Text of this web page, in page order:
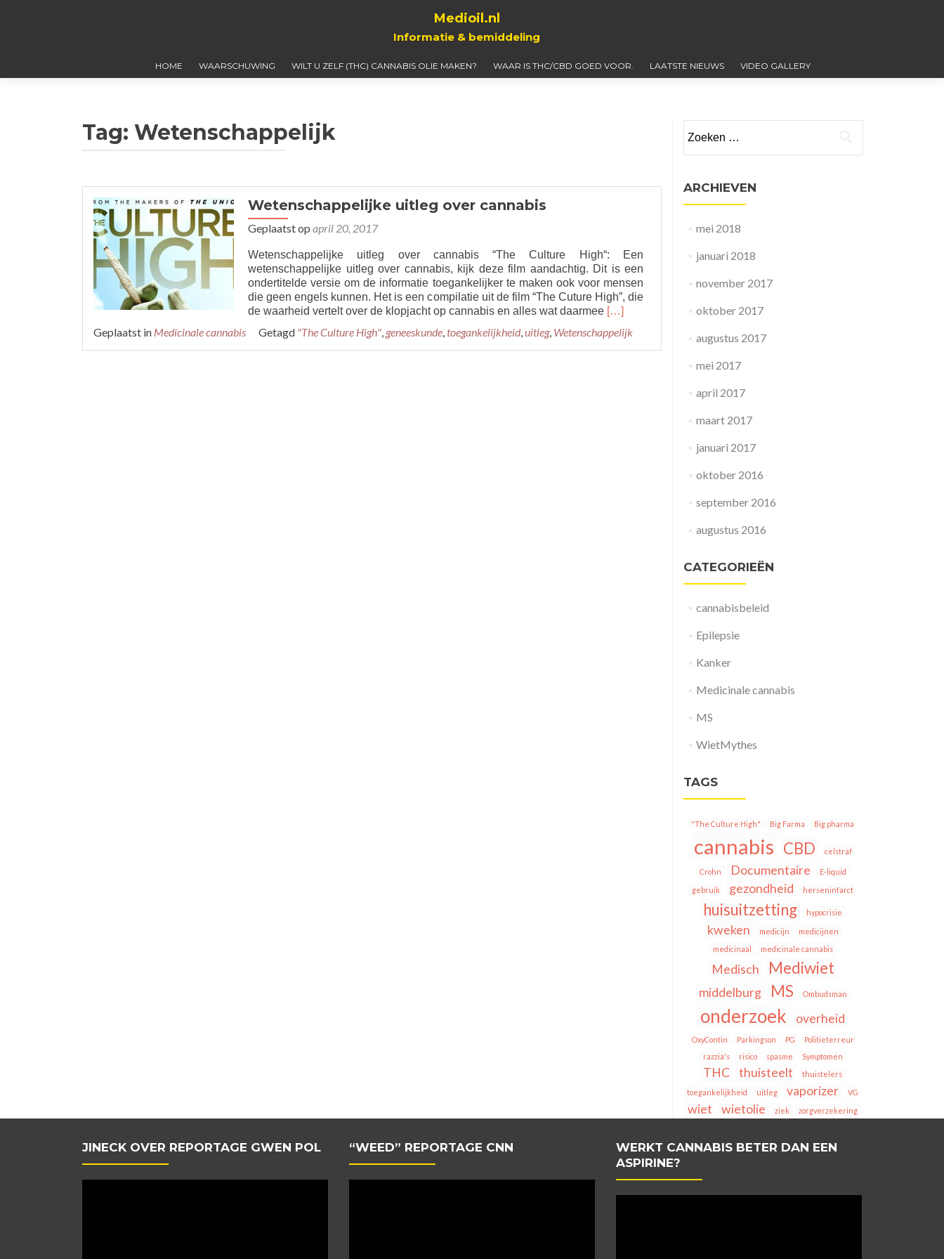
Medioil.nl
Informatie & bemiddeling
HOME WAARSCHUWING WILT U ZELF (THC) CANNABIS OLIE MAKEN? WAAR IS THC/CBD GOED VOOR. LAATSTE NIEUWS VIDEO GALLERY
Tag: Wetenschappelijk
Wetenschappelijke uitleg over cannabis
Geplaatst op april 20, 2017
Wetenschappelijke uitleg over cannabis “The Culture High“: Een
wetenschappelijke uitleg over cannabis, kijk deze film aandachtig. Dit is een
ondertitelde versie om de informatie toegankelijker te maken ook voor mensen
die geen engels kunnen. Het is een compilatie uit de film “The Cuture High”, die
de waarheid vertelt over de klopjacht op cannabis en alles wat daarmee Read
about
Wetenschappelijke
[…]
Geplaatst in Medicinale cannabis Getagd "The Culture High", geneeskunde, toegankelijkheid,uitleg, Wetenschappelijk
naar:
ARCHIEVEN
mei 2018
januari 2018
november 2017
oktober 2017
augustus 2017
mei 2017
april 2017
maart 2017
januari 2017
oktober 2016
september 2016
augustus 2016
CATEGORIEËN
cannabisbeleid
Epilepsie
Kanker
Medicinale cannabis
MS
WietMythes
TAGS
"The Culture High" Big Farma Big pharma
cannabis CBD celstraf
Crohn Documentaire
E-liquid
gebruik
gezondheid herseninfarct
huisuitzetting hypocrisie
kweken medicijn
medicijnen
medicinaal
medicinale cannabis
Medisch Mediwiet
middelburg MS Ombudsman
onderzoek overheid
OxyContin Parkingson PG
Politieterreur
razzia's
risico spasme Symptomen
THC thuisteelt
thuistelers
toegankelijkheid
uitleg vaporizer VG
wiet wietolie ziek zorgverzekering
JINECK OVER REPORTAGE GWEN POL “WEED” REPORTAGE CNN
WERKT CANNABIS BETER DAN EEN
ASPIRINE?